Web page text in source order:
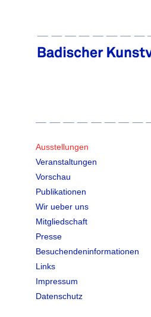
Ausstellungen
Veranstaltungen
Vorschau
Publikationen
Wir ueber uns
Mitgliedschaft
Presse
Besuchendeninformationen
Links
Impressum
Datenschutz